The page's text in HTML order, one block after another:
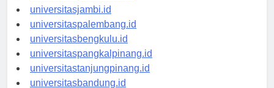
universitaspekanbaru.id
universitasjambi.id
universitaspalembang.id
universitasbengkulu.id
universitaspangkalpinang.id
universitastanjungpinang.id